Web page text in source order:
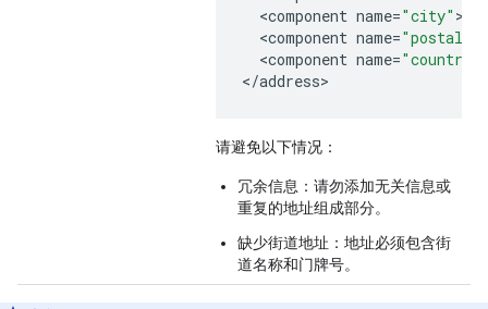
<component name="city" >
<component name=
<component name="country"
</address>
请避免以下情况：
冗余信息：请勿添加无关信息或
重复的地址组成部分。
缺少街道地址：地址必须包含街
道名称和门牌号。